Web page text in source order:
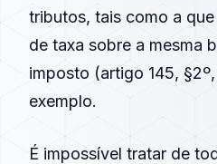
tributos, tais como a
de taxa sobre a mesma
imposto (artigo 145,
exemplo.
É impossível tratar de